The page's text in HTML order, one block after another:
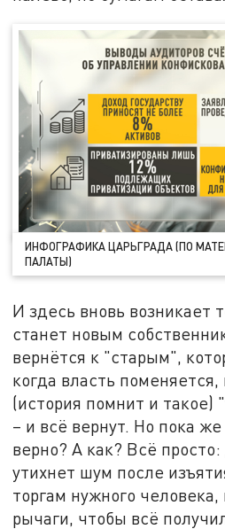
ИНФОГРАФИКА ЦАРЬГРАДА (ПО
ПАЛАТЫ)
И здесь вновь возникает
станет новым
вернётся к "старым",
когда власть
(история помнит и такое)
– и всё вернут. Но пока
верно? А как? Всё
утихнет шум после
торгам нужного
рычаги, чтобы всё